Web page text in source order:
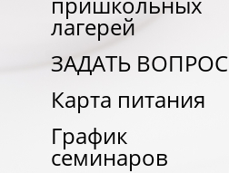
лагерей
ЗАДАТЬ ВОПРОС
Карта питания
График
семинаров